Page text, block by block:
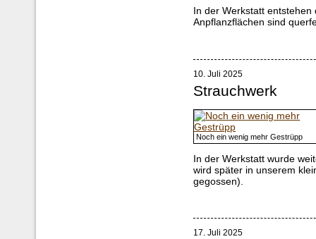
In der Werkstatt
Anpflanzflächen sind
10. Juli 2025
Strauchwerk
Noch ein wenig mehr Gestrüpp
In der Werkstatt wurde
wird später in unserem
gegossen).
17. Juli 2025